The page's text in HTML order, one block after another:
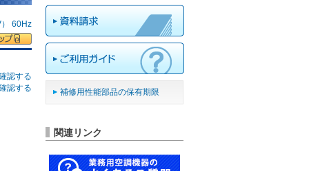
60Hz
認する
認する
補修用性能部品の保有期限
関連リンク